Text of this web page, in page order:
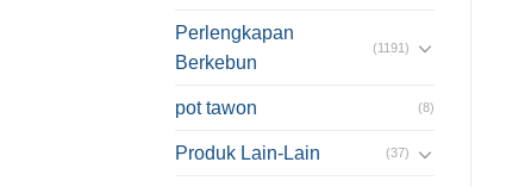
Perlengkapan
Berkebun
(1191)
pot tawon (8)
Produk Lain-Lain (37)